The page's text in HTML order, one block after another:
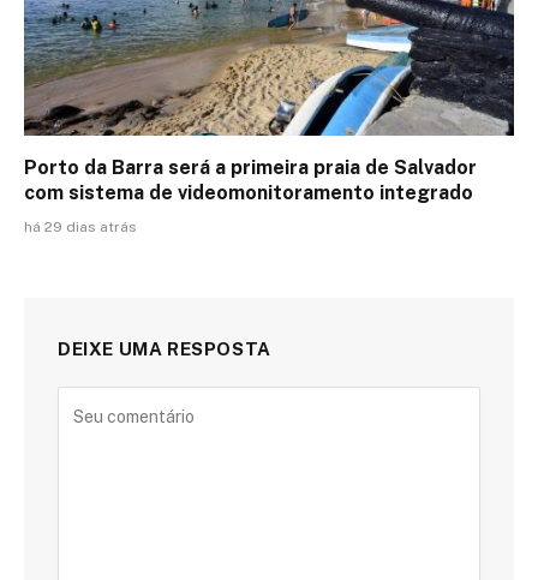
Porto da Barra será a primeira praia de Salvador
com sistema de videomonitoramento integrado
há 29 dias atrás
DEIXE UMA RESPOSTA